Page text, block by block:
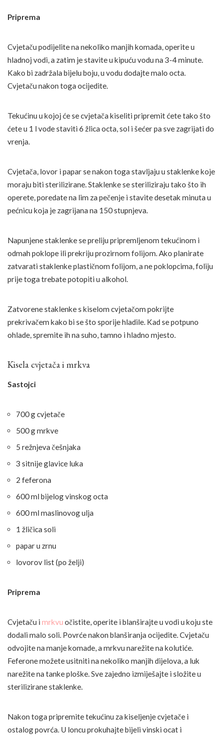
Priprema
Cvjetaču podijelite na nekoliko manjih komada, operite u
hladnoj vodi, a zatim je stavite u kipuću vodu na 3-4 minute.
Kako bi zadržala bijelu boju, u vodu dodajte malo octa.
Cvjetaču nakon toga ocijedite.
Tekućinu u kojoj će se cvjetača kiseliti pripremit ćete tako što
ćete u 1 l vode staviti 6 žlica octa, sol i šećer pa sve zagrijati do
vrenja.
Cvjetača, lovor i papar se nakon toga stavljaju u staklenke koje
moraju biti sterilizirane. Staklenke se steriliziraju tako što ih
operete, poredate na lim za pečenje i stavite desetak minuta u
pećnicu koja je zagrijana na 150 stupnjeva.
Napunjene staklenke se preliju pripremljenom tekućinom i
odmah poklope ili prekriju prozirnom folijom. Ako planirate
zatvarati staklenke plastičnom folijom, a ne poklopcima, foliju
prije toga trebate potopiti u alkohol.
Zatvorene staklenke s kiselom cvjetačom pokrijte
prekrivačem kako bi se što sporije hladile. Kad se potpuno
ohlade, spremite ih na suho, tamno i hladno mjesto.
Kisela cvjetača i mrkva
Sastojci
700 g cvjetače
500 g mrkve
5 režnjeva češnjaka
3 sitnije glavice luka
2 feferona
600 ml bijelog vinskog octa
600 ml maslinovog ulja
1 žličica soli
papar u zrnu
lovorov list (po želji)
Priprema
Cvjetaču i mrkvu očistite, operite i blanširajte u vodi u koju ste
dodali malo soli. Povrće nakon blanširanja ocijedite. Cvjetaču
odvojite na manje komade, a mrkvu narežite na kolutiće.
Feferone možete usitniti na nekoliko manjih dijelova, a luk
narežite na tanke ploške. Sve zajedno izmiješajte i složite u
sterilizirane staklenke.
Nakon toga pripremite tekućinu za kiseljenje cvjetače i
ostalog povrća. U loncu prokuhajte bijeli vinski ocat i